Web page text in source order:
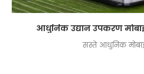
आधुनिक उद्यान उपकरण
सस्ते आधुनिक